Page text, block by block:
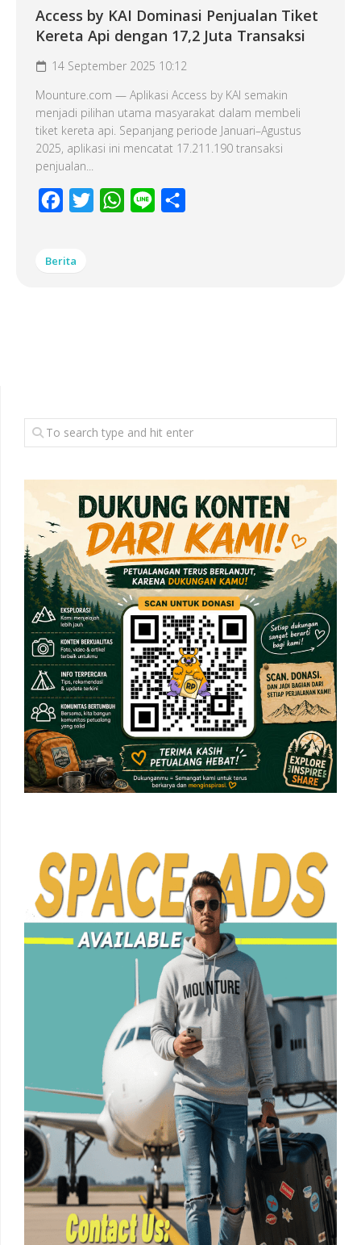
Access by KAI Dominasi Penjualan Tiket
Kereta Api dengan 17,2 Juta Transaksi
14 September 2025 10:12
Mounture.com — Aplikasi Access by KAI semakin
menjadi pilihan utama masyarakat dalam membeli
tiket kereta api. Sepanjang periode Januari–Agustus
2025, aplikasi ini mencatat 17.211.190 transaksi
penjualan...
Facebook
Twitter WhatsApp
Line
Berita